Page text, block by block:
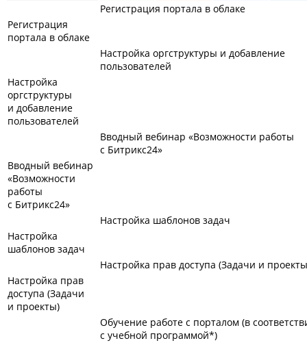
Регистрация портала в облаке
Регистрация
портала в облаке
Настройка оргструктуры и добавление
пользователей
Настройка
оргструктуры
и добавление
пользователей
Вводный вебинар «Возможности работы
с Битрикс24»
Вводный вебинар
«Возможности
работы
с Битрикс24»
Настройка шаблонов задач
Настройка
шаблонов задач
Настройка прав доступа (Задачи и
Настройка прав
доступа (Задачи
и проекты)
Обучение работе с порталом (в
с учебной программой*)